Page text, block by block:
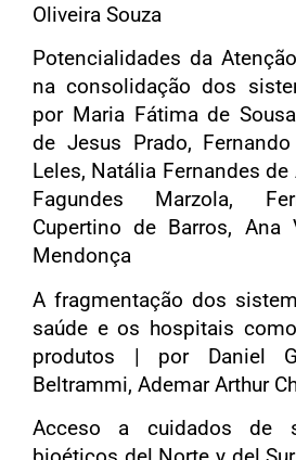
Oliveira Souza
Potencialidades da
na consolidação dos
por Maria Fátima de
de Jesus Prado,
Leles, Natália Fernandes de
Fagundes Marzola,
Cupertino de Barros, Ana
Mendonça
A fragmentação dos
saúde e os hospitais
produtos | por Daniel
Beltrammi, Ademar Arthur
Acceso a cuidados de